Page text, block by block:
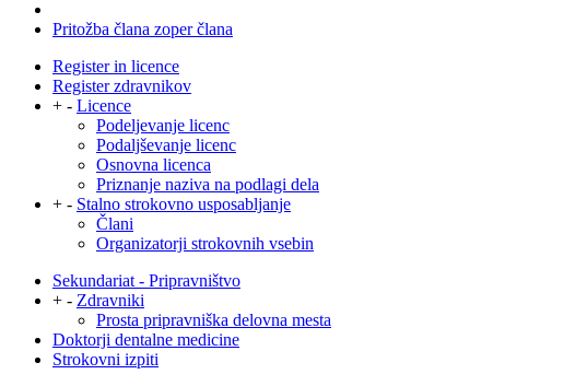
Pritožba člana zoper člana
Register in licence
Register zdravnikov
+ - Licence
Podeljevanje licenc
Podaljševanje licenc
Osnovna licenca
Priznanje naziva na podlagi dela
+ - Stalno strokovno usposabljanje
Člani
Organizatorji strokovnih vsebin
Sekundariat - Pripravništvo
+ - Zdravniki
Prosta pripravniška delovna mesta
Doktorji dentalne medicine
Strokovni izpiti